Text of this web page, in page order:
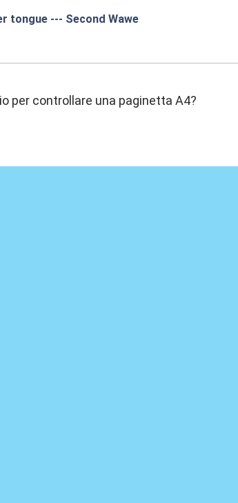
tongue --- Second Wawe
per controllare una paginetta A4?